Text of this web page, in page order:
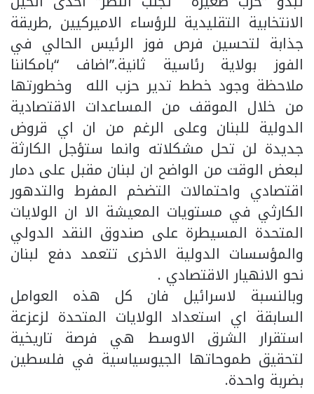
الانتخابية التقليدية للرؤساء الاميركيين ,طريقة
جذابة لتحسين فرص فوز الرئيس الحالي في
الفوز بولاية رئاسية ثانية.”اضاف “بامكاننا
ملاحظة وجود خطط تدير حزب الله وخطورتها
من خلال الموقف من المساعدات الاقتصادية
الدولية للبنان وعلى الرغم من ان اي قروض
جديدة لن تحل مشكلاته وانما ستؤجل الكارثة
لبعض الوقت من الواضح ان لبنان مقبل على دمار
اقتصادي واحتمالات التضخم المفرط والتدهور
الكارثي في مستويات المعيشة الا ان الولايات
المتحدة المسيطرة على صندوق النقد الدولي
والمؤسسات الدولية الاخرى تتعمد دفع لبنان
نحو الانهيار الاقتصادي .
وبالنسبة لاسرائيل فان كل هذه العوامل
السابقة اي استعداد الولايات المتحدة لزعزعة
استقرار الشرق الاوسط هي فرصة تاريخية
لتحقيق طموحاتها الجيوسياسية في فلسطين
بضربة واحدة.